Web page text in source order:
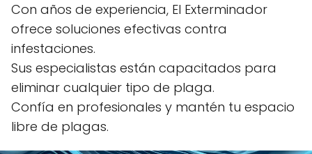
Con años de experiencia, El Exterminador
ofrece soluciones efectivas contra
infestaciones.
Sus especialistas están capacitados para
eliminar cualquier tipo de plaga.
Confía en profesionales y mantén tu espacio
libre de plagas.